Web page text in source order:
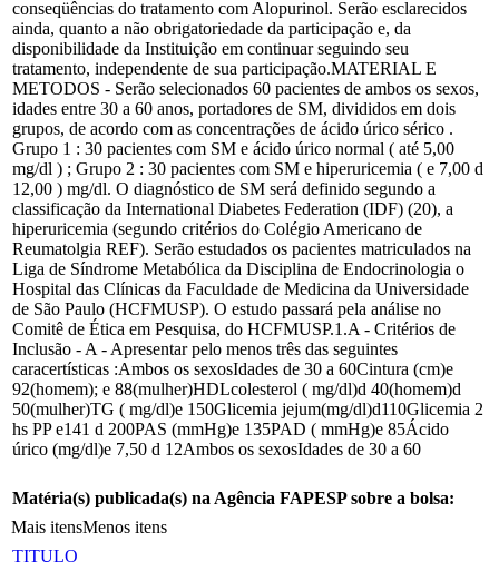
conseqüências do tratamento com Alopurinol. Serão esclarecidos
ainda, quanto a não obrigatoriedade da participação e, da
disponibilidade da Instituição em continuar seguindo seu
tratamento, independente de sua participação.MATERIAL E
METODOS - Serão selecionados 60 pacientes de ambos os sexos,
idades entre 30 a 60 anos, portadores de SM, divididos em dois
grupos, de acordo com as concentrações de ácido úrico sérico .
Grupo 1 : 30 pacientes com SM e ácido úrico normal ( até 5,00
mg/dl ) ; Grupo 2 : 30 pacientes com SM e hiperuricemia ( e 7,00 d
12,00 ) mg/dl. O diagnóstico de SM será definido segundo a
classificação da International Diabetes Federation (IDF) (20), a
hiperuricemia (segundo critérios do Colégio Americano de
Reumatolgia REF). Serão estudados os pacientes matriculados na
Liga de Síndrome Metabólica da Disciplina de Endocrinologia o
Hospital das Clínicas da Faculdade de Medicina da Universidade
de São Paulo (HCFMUSP). O estudo passará pela análise no
Comitê de Ética em Pesquisa, do HCFMUSP.1.A - Critérios de
Inclusão - A - Apresentar pelo menos três das seguintes
caracertísticas :Ambos os sexosIdades de 30 a 60Cintura (cm)e
92(homem); e 88(mulher)HDLcolesterol ( mg/dl)d 40(homem)d
50(mulher)TG ( mg/dl)e 150Glicemia jejum(mg/dl)d110Glicemia 2
hs PP e141 d 200PAS (mmHg)e 135PAD ( mmHg)e 85Ácido
úrico (mg/dl)e 7,50 d 12Ambos os sexosIdades de 30 a 60
Matéria(s) publicada(s) na Agência FAPESP sobre a bolsa:
Mais itensMenos itens
TITULO